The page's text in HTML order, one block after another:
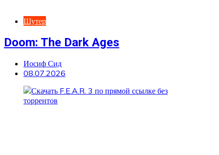
Шутер
Doom: The Dark Ages
Иосиф Сид
08.07.2026